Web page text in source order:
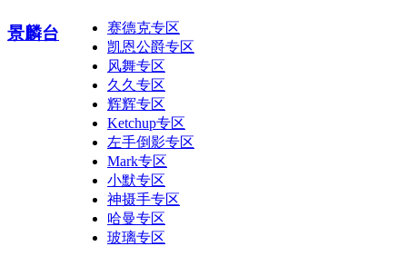
景麟台
赛德克专区
凯恩公爵专区
风舞专区
久久专区
辉辉专区
Ketchup专区
左手倒影专区
Mark专区
小默专区
神摄手专区
哈曼专区
玻璃专区